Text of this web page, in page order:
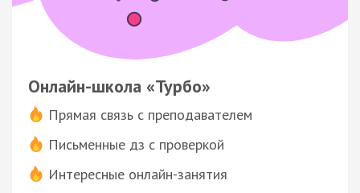
Онлайн-школа «Турбо»
Прямая связь с преподавателем
Письменные дз с проверкой
Интересные онлайн-занятия